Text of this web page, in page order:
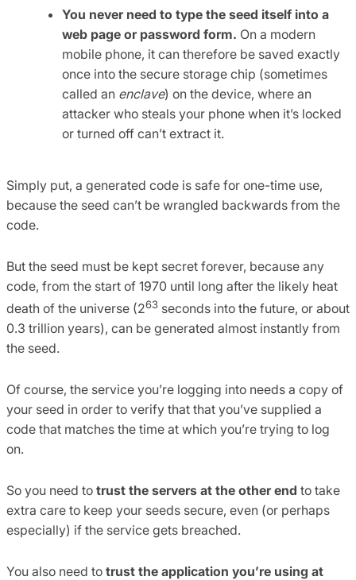
You never need to type the seed itself into a
web page or password form. On a modern
mobile phone, it can therefore be saved exactly
once into the secure storage chip (sometimes
called an enclave) on the device, where an
attacker who steals your phone when it’s locked
or turned off can’t extract it.
Simply put, a generated code is safe for one-time use,
because the seed can’t be wrangled backwards from the
code.
But the seed must be kept secret forever, because any
code, from the start of 1970 until long after the likely heat
death of the universe (263 seconds into the future, or about
0.3 trillion years), can be generated almost instantly from
the seed.
Of course, the service you’re logging into needs a copy of
your seed in order to verify that that you’ve supplied a
code that matches the time at which you’re trying to log
on.
So you need to trust the servers at the other end to take
extra care to keep your seeds secure, even (or perhaps
especially) if the service gets breached.
You also need to trust the application you’re using at